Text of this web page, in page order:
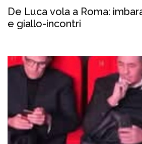
De Luca vola a Roma:
e giallo-incontri